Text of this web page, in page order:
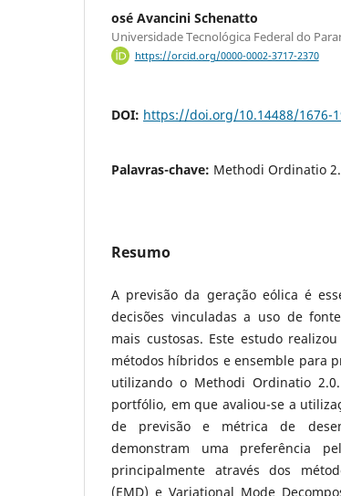
osé Avancini Schenatto
Universidade Tecnológica Federal do
https://orcid.org/0000-0002-3717-2370
DOI: https://doi.org/10.14488/1676-
Palavras-chave: Methodi Ordinatio
Resumo
A previsão da geração eólica é
decisões vinculadas a uso de
mais custosas. Este estudo
métodos híbridos e ensemble para
utilizando o Methodi Ordinatio
portfólio, em que avaliou-se a
de previsão e métrica de
demonstram uma preferência
principalmente através dos
(EMD) e Variational Mode